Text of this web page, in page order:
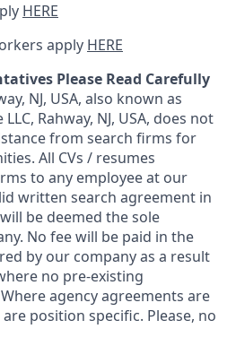
HERE
apply HERE
Please Read Carefully
NJ, USA, also known as
Rahway, NJ, USA, does not
from search firms for
All CVs / resumes
to any employee at our
written search agreement in
be deemed the sole
No fee will be paid in the
by our company as a result
no pre-existing
agency agreements are
position specific. Please, no